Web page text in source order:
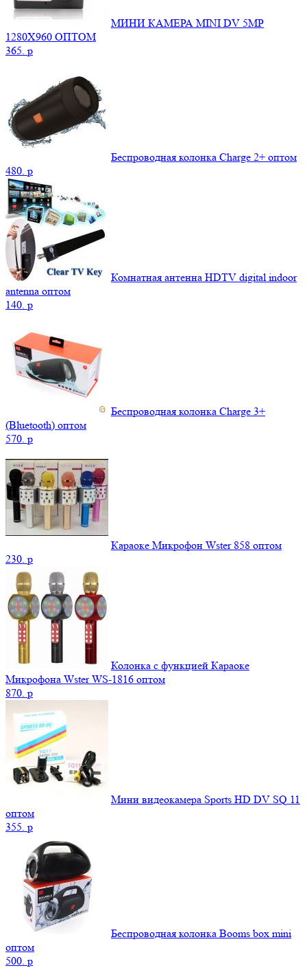
МИНИ КАМЕРА MINI DV 5MP
1280X960 ОПТОМ
365. p
Беспроводная колонка Charge 2+ оптом
480. p
Комнатная антенна HDTV digital indoor
antenna оптом
140. p
Беспроводная колонка Charge 3+
(Bluetooth) оптом
570. p
Караоке Микрофон Wster 858 оптом
230. p
Колонка с функцией Караоке
Микрофона Wster WS-1816 оптом
870. p
Мини видеокамера Sports HD DV SQ 11
оптом
355. p
Беспроводная колонка Booms box mini
оптом
500. p